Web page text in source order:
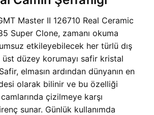
Master II 126710 Real Ceramic
Super Clone, zamanı okuma
etkileyebilecek her türlü dış
üst düzey korumayı safir kristal
elmasın ardından dünyanın en
olarak bilinir ve bu özelliği
çizilmeye karşı
sunar. Günlük kullanımda